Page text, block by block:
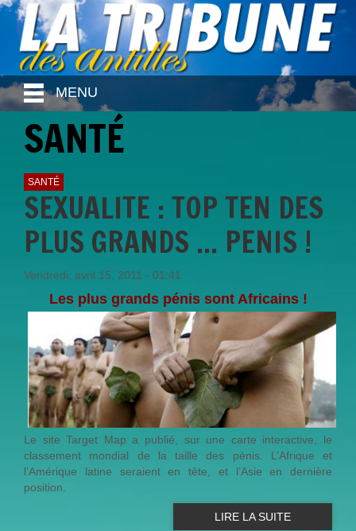
MENU
SANTÉ
SANTÉ
SEXUALITE : TOP TEN DES
PLUS GRANDS ... PENIS !
Vendredi, avril 15, 2011 - 01:41
Les plus grands pénis sont Africains !
Le site Target Map a publié, sur une carte interactive, le
classement mondial de la taille des pénis. L’Afrique et
l’Amérique latine seraient en tête, et l’Asie en dernière
position.
LIRE LA SUITE